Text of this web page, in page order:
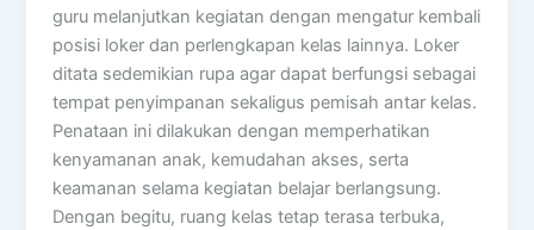
guru melanjutkan kegiatan dengan mengatur kembali
posisi loker dan perlengkapan kelas lainnya. Loker
ditata sedemikian rupa agar dapat berfungsi sebagai
tempat penyimpanan sekaligus pemisah antar kelas.
Penataan ini dilakukan dengan memperhatikan
kenyamanan anak, kemudahan akses, serta
keamanan selama kegiatan belajar berlangsung.
Dengan begitu, ruang kelas tetap terasa terbuka,